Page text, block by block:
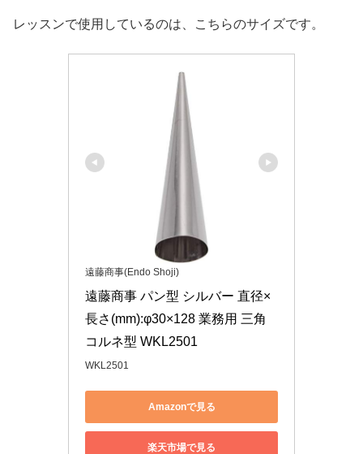
レッスンで使用しているのは、こちらのサイズです。
遠藤商事(Endo Shoji)
遠藤商事 パン型 シルバー 直径×
長さ(mm):φ30×128 業務用 三角
コルネ型 WKL2501
WKL2501
Amazonで見る
楽天市場で見る